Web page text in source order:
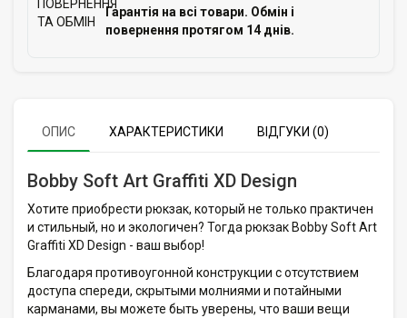
Гарантія на всі товари. Обмін і
повернення протягом 14 днів.
ОПИС ХАРАКТЕРИСТИКИ ВІДГУКИ (0)
Bobby Soft Art Graffiti XD Design
Хотите приобрести рюкзак, который не только практичен
и стильный, но и экологичен? Тогда рюкзак Bobby Soft Art
Graffiti XD Design - ваш выбор!
Благодаря противоугонной конструкции с отсутствием
доступа спереди, скрытыми молниями и потайными
карманами, вы можете быть уверены, что ваши вещи